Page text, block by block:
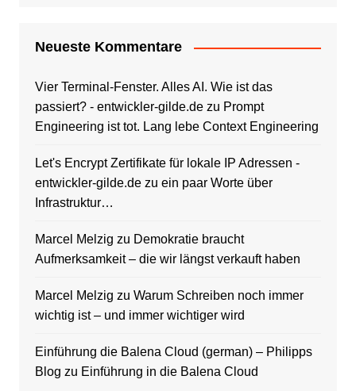
Neueste Kommentare
Vier Terminal-Fenster. Alles AI. Wie ist das
passiert? - entwickler-gilde.dezu Prompt
Engineering ist tot. Lang lebe Context Engineering
Let's Encrypt Zertifikate für lokale IP Adressen -
entwickler-gilde.dezu ein paar Worte über
Infrastruktur…
Marcel Melzig zu Demokratie braucht
Aufmerksamkeit – die wir längst verkauft haben
Marcel Melzig zu Warum Schreiben noch immer
wichtig ist – und immer wichtiger wird
Einführung die Balena Cloud (german) – Philipps
Blog zu Einführung in die Balena Cloud